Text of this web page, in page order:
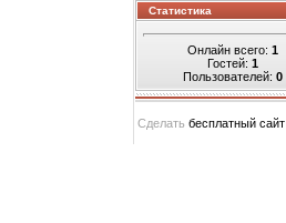
Статистика
Онлайн всего: 1
Гостей: 1
Пользователей: 0
Сделать бесплатный сайт